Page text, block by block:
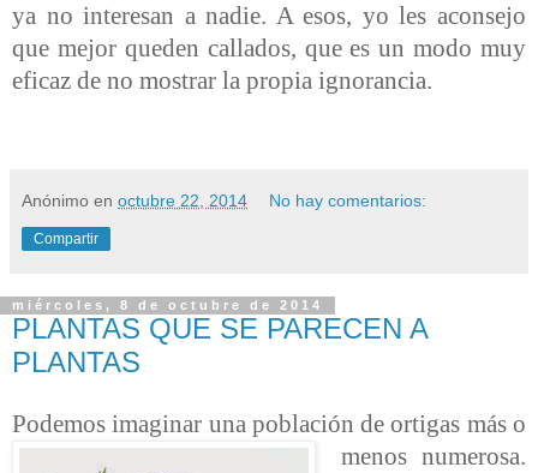
ya no interesan a nadie. A esos, yo les aconsejo
que mejor queden callados, que es un modo muy
eficaz de no mostrar la propia ignorancia.
Anónimo en octubre 22, 2014 No hay comentarios:
Compartir
miércoles, 8 de octubre de 2014
PLANTAS QUE SE PARECEN A
PLANTAS
Podemos imaginar una población de ortigas más o
menos numerosa.